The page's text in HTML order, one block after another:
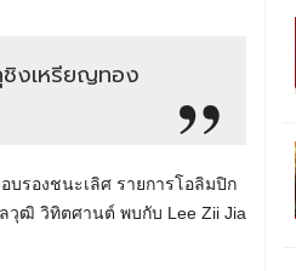
งเหรียญทอง
บรองชนะเลิศ รายการโอลิมปิก
วุฒิ วิทิตศานต์ พบกับ Lee Zii Jia